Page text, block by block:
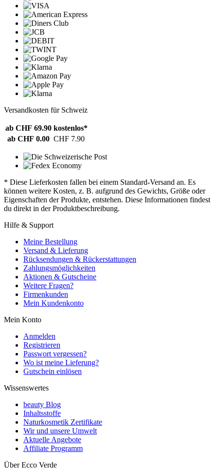
Versandkosten für Schweiz
ab CHF 69.90 kostenlos*
ab CHF 0.00 CHF 7.90
* Diese Lieferkosten fallen bei einem Standard-Versand an. Es
können weitere Kosten, z. B. aufgrund des Gewichts, Größe oder
Eigenschaften der Produkte, entstehen. Diese Informationen findest
du direkt in der Produktbeschreibung.
Hilfe & Support
Meine Bestellung
Versand & Lieferung
Rücksendungen & Rückerstattungen
Zahlungsmöglichkeiten
Aktionen & Gutscheine
Weitere Fragen?
Firmenkunden
Mein Kundenkonto
Mein Konto
Anmelden
Registrieren
Passwort vergessen?
Wo ist meine Lieferung?
Gutschein einlösen
Wissenswertes
beauty Blog
Inhaltsstoffe
Naturkosmetik Zertifikate
Wir und unsere Umwelt
Aktuelle Angebote
Affiliate Programm
Über Ecco Verde